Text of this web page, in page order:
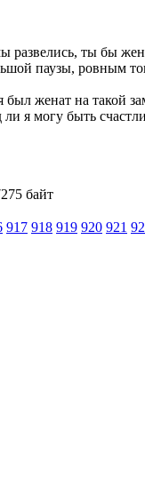
ты бы
паузы, ровным
женат на такой
ли я могу быть
байт
917 918 919 920 921